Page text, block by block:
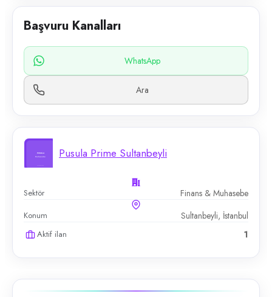
Başvuru Kanalları
WhatsApp
Ara
Pusula Prime Sultanbeyli
Sektör Finans & Muhasebe
Konum Sultanbeyli, İstanbul
Aktif ilan 1